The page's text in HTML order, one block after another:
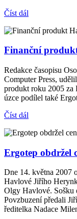
Číst dál
Finanční
Redakce časopisu
Computer Press,
produkt roku 2005 za
úzce podílel také
Číst dál
Ergotep obdržel
Dne 14. května 2007
Havlové Jiřího
Olgy Havlové. Sošku
Povzbuzení předali
ředitelka Nadace